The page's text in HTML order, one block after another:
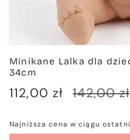
Minikane Lalka dla
34cm
Cena
112,00 zł
Cena
142,00 zł
Najniższa cena w ciągu